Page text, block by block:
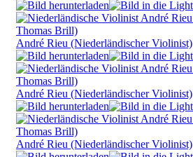
André Rieu (Niederländischer Violinist)
André Rieu (Niederländischer Violinist)
André Rieu (Niederländischer Violinist)